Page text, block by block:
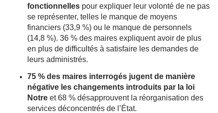
fonctionnelles pour expliquer leur volonté de ne pas
se représenter, telles le manque de moyens
financiers (33,9 %) ou le manque de personnels
(14,8 %). 36 % des maires expliquent avoir de plus
en plus de difficultés à satisfaire les demandes de
leurs administrés.
75 % des maires interrogés jugent de manière
négative les changements introduits par la loi
Notre et 68 % désapprouvent la réorganisation des
services déconcentrés de l’État.